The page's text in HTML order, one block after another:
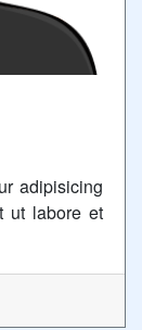
adipisicing
ut labore et